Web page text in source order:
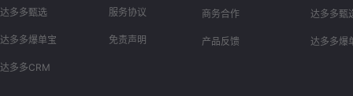
达多多甄选
达多多爆单宝
达多多CRM
服务协议
免责声明
商务合作
产品反馈
达多多甄
达多多爆